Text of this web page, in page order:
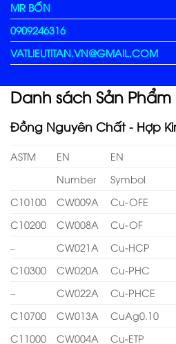
MR BỐN
0909246316
VATLIEUTITAN.VN@GMAIL.COM
Danh sách Sản
Đồng Nguyên Chất - Hợp
ASTM EN EN
Number
Symbol
C10100
CW009A Cu-OFE
C10200
CW008A Cu-OF
–
CW021A Cu-HCP
C10300
CW020A Cu-PHC
–
CW022A Cu-PHCE
C10700
CW013A CuAg0.10
C11000
CW004A Cu-ETP